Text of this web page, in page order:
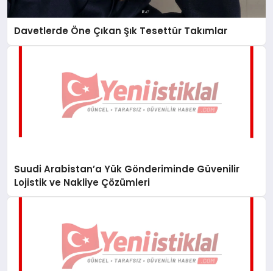
Davetlerde Öne Çıkan Şık Tesettür Takımlar
Suudi Arabistan’a Yük Gönderiminde Güvenilir
Lojistik ve Nakliye Çözümleri